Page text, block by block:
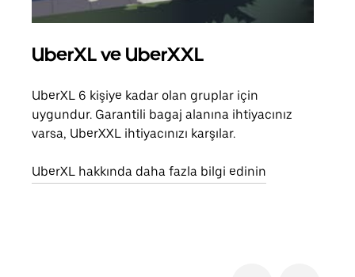
UberXL ve UberXXL
UberXL 6 kişiye kadar olan gruplar için
uygundur. Garantili bagaj alanına ihtiyacınız
varsa, UberXXL ihtiyacınızı karşılar.
UberXL hakkında daha fazla bilgi edinin